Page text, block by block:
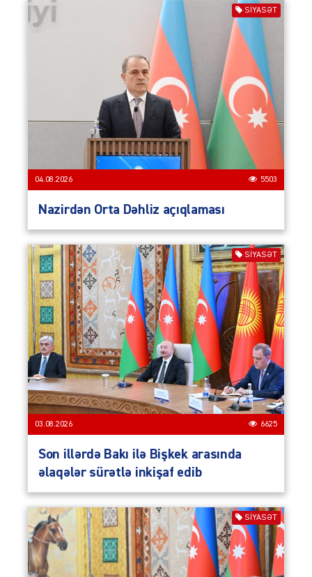
SIYASƏT
04.08.2026 5503
Nazirdən Orta Dəhliz açıqlaması
SIYASƏT
03.08.2026 6625
Son illərdə Bakı ilə Bişkek arasında
əlaqələr sürətlə inkişaf edib
SIYASƏT